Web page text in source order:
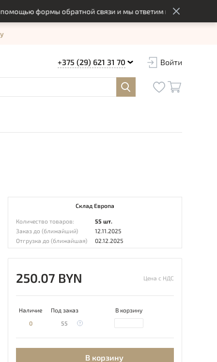
формы обратной связи и мы ответим вам в оптимальный
+375 (29) 621 31 70 Войти
Склад Европа
Количество товаров:
55 шт.
Заказ до (ближайший)
12.11.2025
Отгрузка до (ближайшая)
02.12.2025
250.07 BYN Цена с НДС
Наличие Под заказ
В корзину
0
55
В корзину